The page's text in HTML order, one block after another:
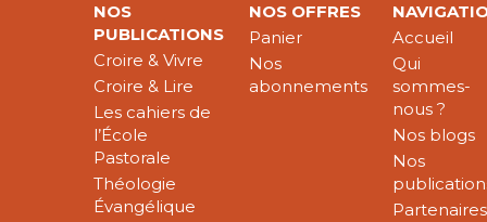
NOS
PUBLICATIONS
Croire & Vivre
Croire & Lire
Les cahiers de
l’École
Pastorale
Théologie
Évangélique
NOS OFFRES
Panier
Nos
abonnements
Accueil
Qui
sommes-
nous ?
Nos blogs
Nos
Partenaires